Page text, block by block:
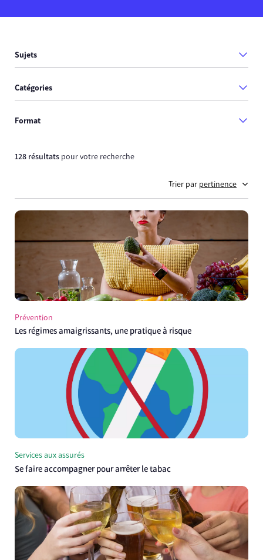
Sujets
Catégories
Format
128 résultats pour votre recherche
Trier par pertinence
Prévention
Les régimes amaigrissants, une pratique à risque
Services aux assurés
Se faire accompagner pour arrêter le tabac